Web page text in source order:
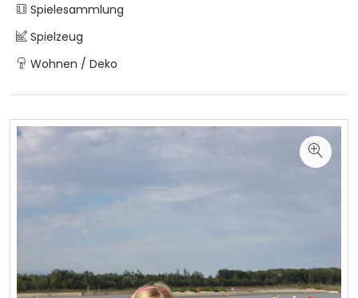
Spielesammlung
Spielzeug
Wohnen / Deko